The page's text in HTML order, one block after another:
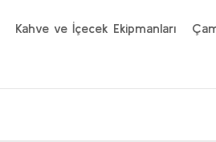
Kahve ve İçecek Ekipmanları